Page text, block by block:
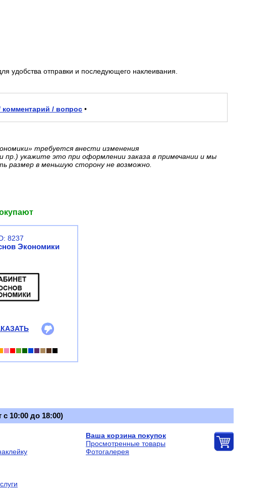
удобства отправки и последующего наклеивания.
комментарий / вопрос •
требуется внести изменения
пр.) укажите это при оформлении заказа в примечании и мы
размер в меньшую сторону не возможно.
8237
Экономики
с 10:00 до 18:00)
Ваша корзина покупок
Просмотренные товары
Фотогалерея